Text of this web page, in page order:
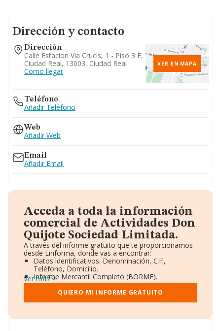
Dirección y contacto
Dirección
Calle Estacion Via Crucis, 1 - Piso 3 E,
Ciudad Real, 13003, Ciudad Real
Como llegar
VER EN MAPA
Teléfono
Añadir Teléfono
Web
Añadir Web
Email
Añadir Email
Acceda a toda la información
comercial de Actividades Don
Quijote Sociedad Limitada.
A través del informe gratuito que te proporcionamos
desde Einforma, donde vas a encontrar:
Datos identificativos: Denominación, CIF,
Teléfono, Domicilio.
Informe Mercantil Completo (BORME).
Gráficos de Evolución Ventas y Empleados.
Consejo de Administración y Administradores.
Directivos y Ejecutivos.
Ver más
QUIERO MI INFORME GRATUITO